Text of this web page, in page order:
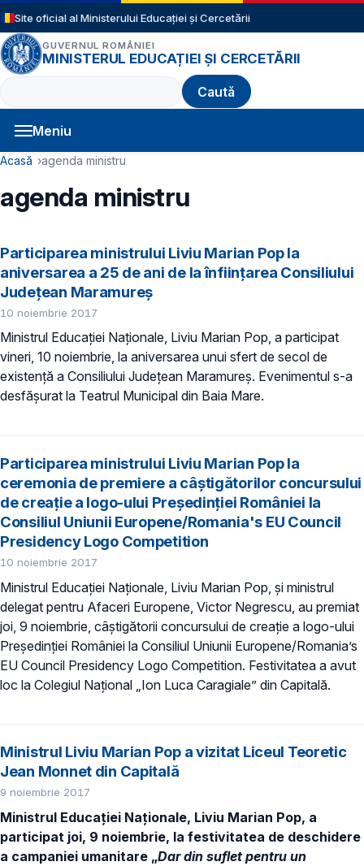
Sari la conținutul principal
Site oficial al Ministerului Educației și Cercetării
GUVERNUL ROMÂNIEI
MINISTERUL EDUCAȚIEI ȘI CERCETĂRII
Caută
Meniu
Navigație principală
Cale de navigare
Acasă agenda ministru
agenda ministru
Participarea ministrului Liviu Marian Pop la
aniversarea a 25 de ani de la înființarea Consiliului
Județean Maramureș
10 noiembrie 2017
Ministrul Educației Naționale, Liviu Marian Pop, a participat
vineri, 10 noiembrie, la aniversarea unui sfert de secol de
existență a Consiliului Județean Maramureș. Evenimentul s-a
desfășurat la Teatrul Municipal din Baia Mare.
Participarea ministrului Liviu Marian Pop la
ceremonia de premiere a câștigătorilor concursului
de creație a logo-ului Președinției României la
Consiliul Uniunii Europene/Romania's EU Council
Presidency Logo Competition
10 noiembrie 2017
Ministrul Educației Naționale, Liviu Marian Pop, și ministrul
delegat pentru Afaceri Europene, Victor Negrescu, au premiat
joi, 9 noiembrie, câștigătorii concursului de creație a logo-ului
Președinției României la Consiliul Uniunii Europene/Romania’s
EU Council Presidency Logo Competition. Festivitatea a avut
loc la Colegiul Național „Ion Luca Caragiale” din Capitală.
Ministrul Liviu Marian Pop a vizitat Liceul Teoretic
Jean Monnet din Capitală
9 noiembrie 2017
Ministrul Educației Naționale, Liviu Marian Pop, a
participat joi, 9 noiembrie, la festivitatea de deschidere
a campaniei umanitare „Dar din suflet pentru un